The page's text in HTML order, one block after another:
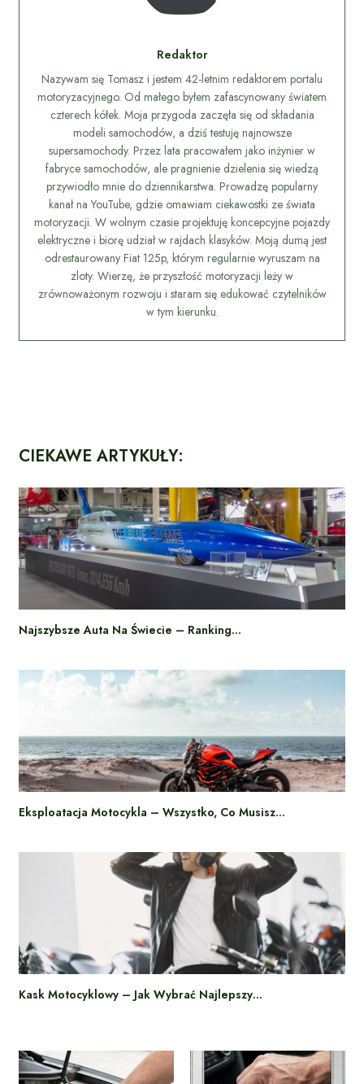
Redaktor
Nazywam się Tomasz i jestem 42-letnim redaktorem portalu
motoryzacyjnego. Od małego byłem zafascynowany światem
czterech kółek. Moja przygoda zaczęła się od składania
modeli samochodów, a dziś testuję najnowsze
supersamochody. Przez lata pracowałem jako inżynier w
fabryce samochodów, ale pragnienie dzielenia się wiedzą
przywiodło mnie do dziennikarstwa. Prowadzę popularny
kanał na YouTube, gdzie omawiam ciekawostki ze świata
motoryzacji. W wolnym czasie projektuję koncepcyjne pojazdy
elektryczne i biorę udział w rajdach klasyków. Moją dumą jest
odrestaurowany Fiat 125p, którym regularnie wyruszam na
zloty. Wierzę, że przyszłość motoryzacji leży w
zrównoważonym rozwoju i staram się edukować czytelników
w tym kierunku.
CIEKAWE ARTYKUŁY:
Najszybsze Auta Na Świecie – Ranking…
Eksploatacja Motocykla – Wszystko, Co Musisz…
Kask Motocyklowy – Jak Wybrać Najlepszy…